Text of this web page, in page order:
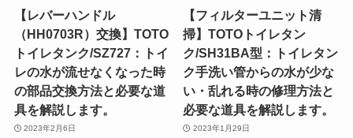
【レバーハンドル
（HH0703R）交換】TOTO
トイレタンク/SZ727：トイ
レの水が流せなくなった時
の部品交換方法と必要な道
具を解説します。
2023年2月6日
【フィルターユニット清
掃】TOTOトイレタン
ク/SH31BA型：トイレタン
ク手洗い管からの水が少な
い・乱れる時の修理方法と
必要な道具を解説します。
2023年1月29日